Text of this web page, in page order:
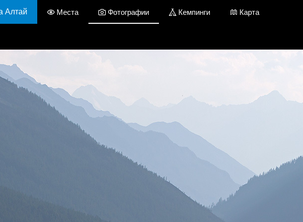
Алтай Места Фотографии Кемпинги Карта
Республика Алтай / Фотографии
Добавить фото